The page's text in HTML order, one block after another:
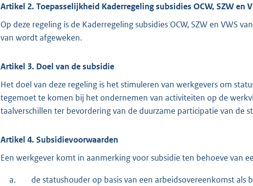
Artikel 2. Toepasselijkheid Kaderregeling subsidies OCW, SZW en
Op deze regeling is de Kaderregeling subsidies OCW, SZW en VWS
van wordt afgeweken.
Artikel 3. Doel van de subsidie
Het doel van deze regeling is het stimuleren van werkgevers om
tegemoet te komen bij het ondernemen van activiteiten op de
taalverschillen ter bevordering van de duurzame participatie van de
Artikel 4. Subsidievoorwaarden
Een werkgever komt in aanmerking voor subsidie ten behoeve van
a.
de statushouder op basis van een arbeidsovereenkomst als